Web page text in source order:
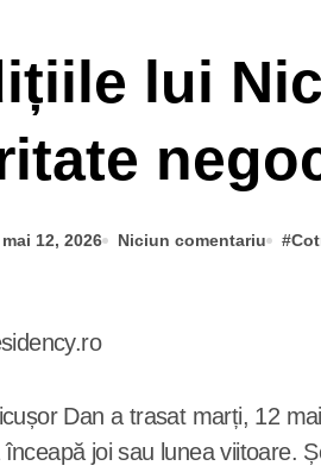
lui
mai 12, 2026 Niciun comentariu #
Dan a trasat marți, 12
joi sau lunea viitoare.